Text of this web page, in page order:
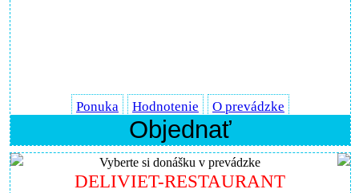
Ponuka Hodnotenie O prevádzke
Objednať
Vyberte si donášku v prevádzke
DELIVIET-RESTAURANT